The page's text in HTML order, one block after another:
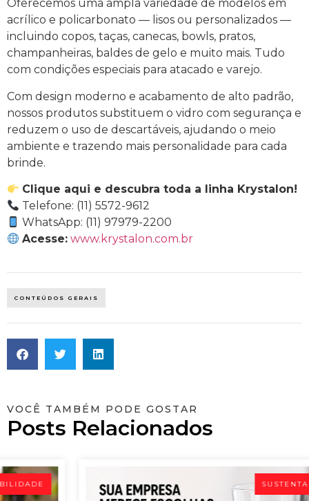
Oferecemos uma ampla variedade de modelos em
acrílico e policarbonato — lisos ou personalizados —
incluindo copos, taças, canecas, bowls, pratos,
champanheiras, baldes de gelo e muito mais. Tudo
com condições especiais para atacado e varejo.
Com design moderno e acabamento de alto padrão,
nossos produtos substituem o vidro com segurança e
reduzem o uso de descartáveis, ajudando o meio
ambiente e trazendo mais personalidade para cada
brinde.
Clique aqui e descubra toda a linha Krystalon!
Telefone: (11) 5572-9612
WhatsApp: (11) 97979-2200
Acesse: www.krystalon.com.br
CONTEÚDOS GERAIS
VOCÊ TAMBÉM PODE GOSTAR
Posts Relacionados
SUSTENTABILIDADE